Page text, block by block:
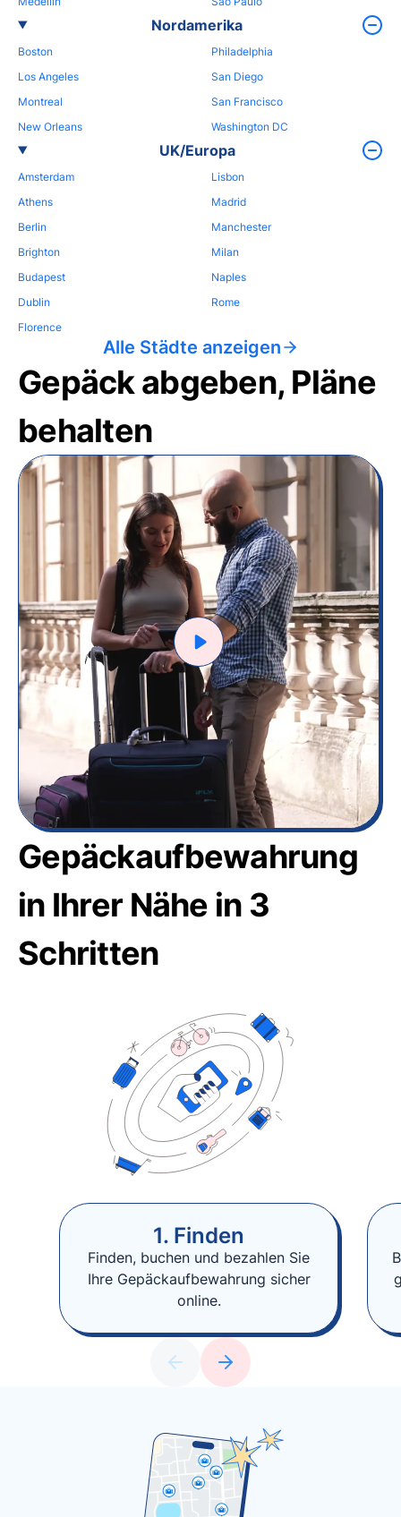
Nordamerika
Boston
Los Angeles
Montreal
New Orleans
Philadelphia
San Diego
San Francisco
Washington DC
UK/Europa
Amsterdam
Athens
Berlin
Brighton
Budapest
Dublin
Florence
Lisbon
Madrid
Manchester
Milan
Naples
Rome
Alle Städte anzeigen
Gepäck abgeben, Pläne
behalten
Gepäckaufbewahrung
in Ihrer Nähe in 3
Schritten
1. Finden
Finden, buchen und bezahlen Sie
Ihre Gepäckaufbewahrung sicher
online.